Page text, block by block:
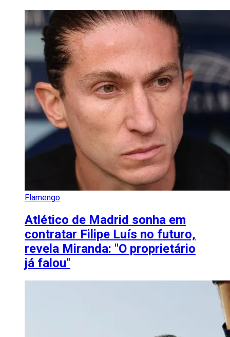
Flamengo
Atlético de Madrid sonha em
contratar Filipe Luís no futuro,
revela Miranda: "O proprietário
já falou"